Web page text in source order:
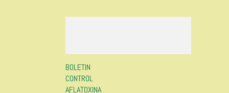
BOLETIN
CONTROL
AFLATOXINA